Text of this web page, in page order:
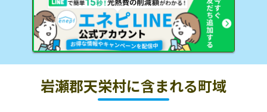
岩瀬郡天栄村に含まれる町域